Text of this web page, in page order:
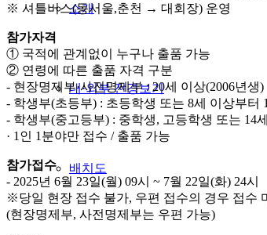
소개
내·외부 전경보기
배치도
※ 셔틀버스(동서울,춘천 → 대회장) 운영
참가자격
① 국적에 관계없이 누구나 출품 가능
② 연령에 따른 출품 자격 구분
- 현장명제부·사전명제부 : 20세 이상(2006년생)
- 학생부(초등부) : 초등학생 또는 8세 이상부터
- 학생부(중고등부) : 중학생, 고등학생 또는 14
· 1인 1분야만 접수 / 출품 가능
참가접수
- 2025년 6월 23일(월) 09시 ~ 7월 22일(화) 24시
※당일 현장 접수 불가, 우편 접수의 경우 접수
(현장명제부, 사전명제부는 우편 가능)